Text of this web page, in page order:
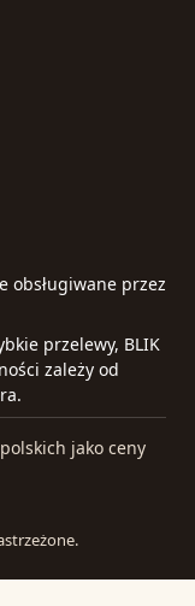
obsługiwane przez
przelewy, BLIK
zależy od
jako ceny